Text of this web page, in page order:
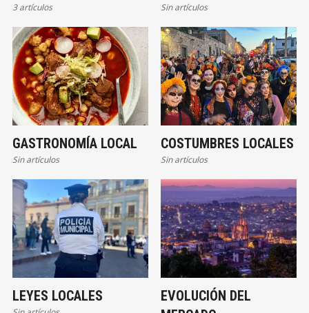
3 artículos Sin artículos
GASTRONOMÍA LOCAL
Sin artículos
COSTUMBRES LOCALES
Sin artículos
LEYES LOCALES
EVOLUCIÓN DEL